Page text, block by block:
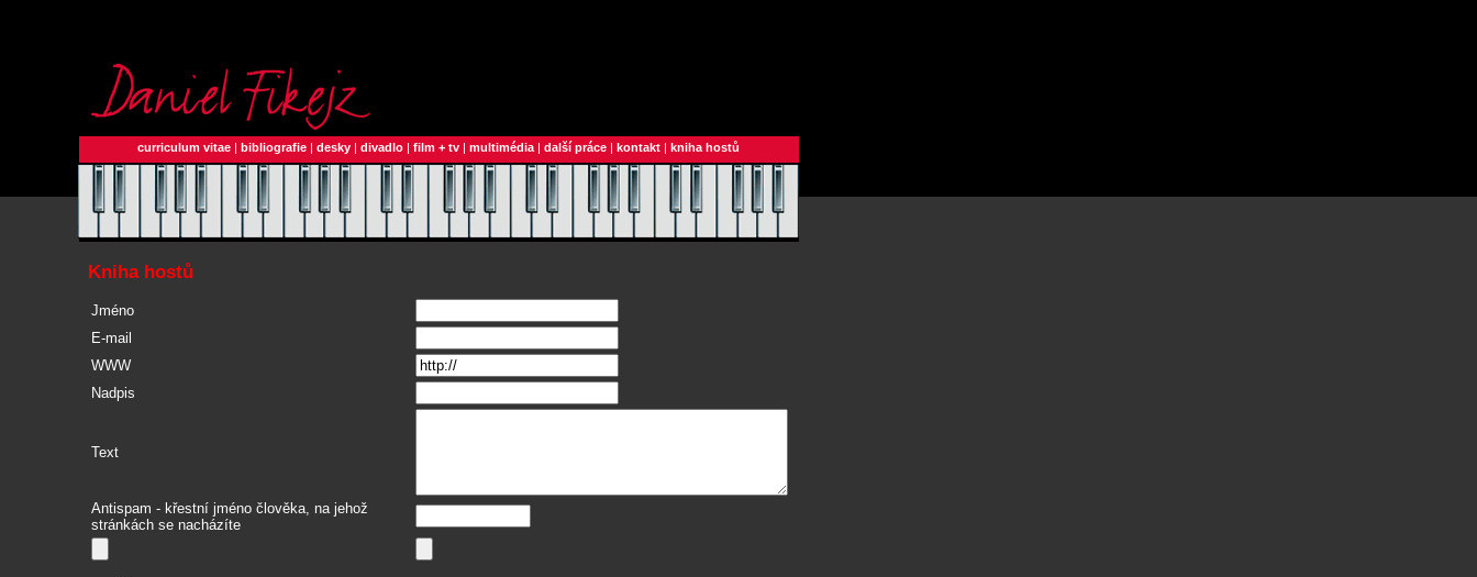
curriculum vitae | bibliografie | desky | divadlo | film + tv | multimédia | další práce | kontakt | kniha hostů
Kniha hostů
Jméno
E-mail
WWW
Nadpis
Text
Antispam - křestní jméno člověka, na jehož
stránkách se nacházíte